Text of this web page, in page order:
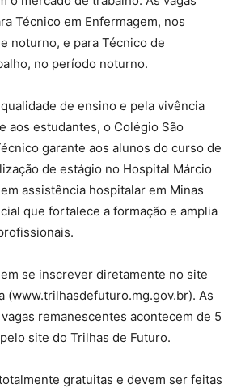
Técnico em Enfermagem, nos
noturno, e para Técnico de
no período noturno.
de ensino e pela vivência
aos estudantes, o Colégio São
garante aos alunos do curso de
de estágio no Hospital Márcio
assistência hospitalar em Minas
que fortalece a formação e amplia
se inscrever diretamente no site
(www.trilhasdefuturo.mg.gov.br). As
remanescentes acontecem de 5
site do Trilhas de Futuro.
gratuitas e devem ser feitas